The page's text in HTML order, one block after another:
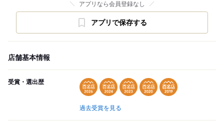
アプリなら会員登録なし
アプリで保存する
店舗基本情報
受賞・選出歴
過去受賞を見る